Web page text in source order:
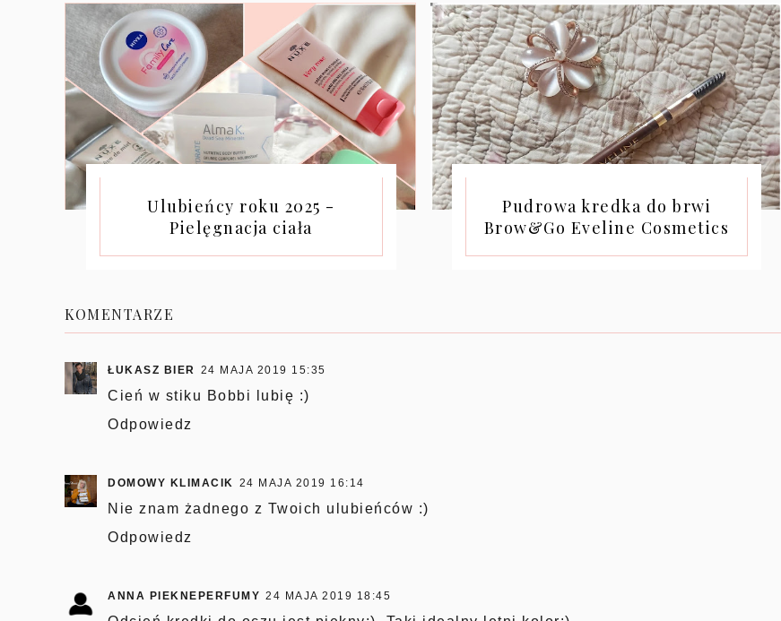
Ulubieńcy roku 2025 -
Pielęgnacja ciała
Pudrowa kredka do brwi
Brow&Go Eveline Cosmetics
KOMENTARZE
ŁUKASZ BIER 24 MAJA 2019 15:35
Cień w stiku Bobbi lubię :)
Odpowiedz
DOMOWY KLIMACIK 24 MAJA 2019 16:14
Nie znam żadnego z Twoich ulubieńców :)
Odpowiedz
ANNA PIEKNEPERFUMY 24 MAJA 2019 18:45